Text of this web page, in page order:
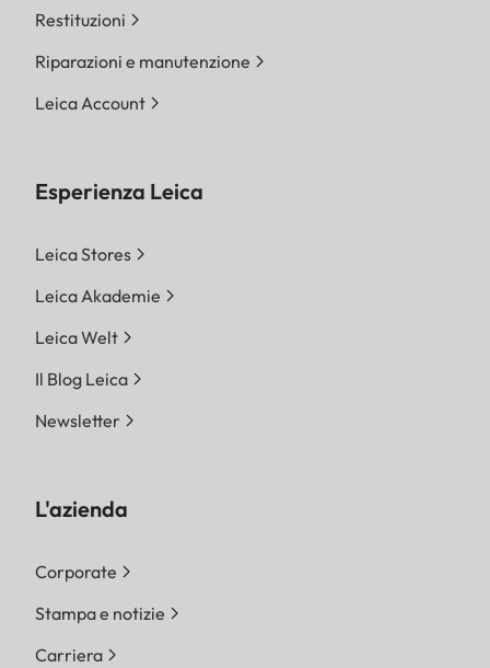
Restituzioni
Riparazioni e manutenzione
Leica Account
Esperienza Leica
Leica Stores
Leica Akademie
Leica Welt
Il Blog Leica
Newsletter
L'azienda
Corporate
Stampa e notizie
Carriera